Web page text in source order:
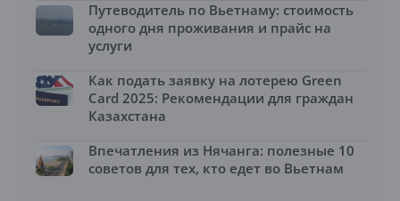
Путеводитель по Вьетнаму: стоимость
одного дня проживания и прайс на
услуги
Как подать заявку на лотерею Green
Card 2025: Рекомендации для граждан
Казахстана
Впечатления из Нячанга: полезные 10
советов для тех, кто едет во Вьетнам